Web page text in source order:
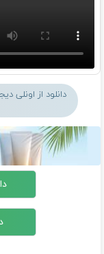
دانلود از